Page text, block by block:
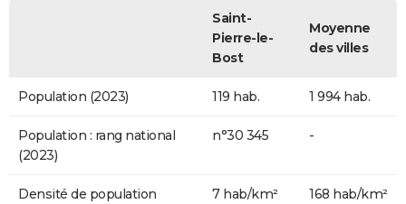
Saint-
Pierre-le-
Bost
Moyenne
des villes
Population (2023) 119 hab. 1 994 hab.
Population : rang national
(2023)
n°30 345 -
Densité de population
7 hab/km² 168 hab/km²